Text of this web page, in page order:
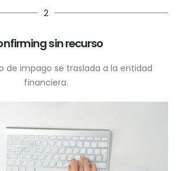
2
sin recurso
de impago se traslada a la entidad
financiera.